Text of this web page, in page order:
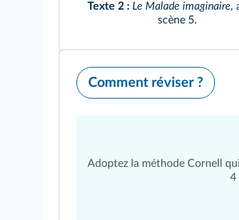
Texte 2 : Le Malade imaginaire,
scène 5.
Comment réviser ?
Adoptez la méthode Cornell
4